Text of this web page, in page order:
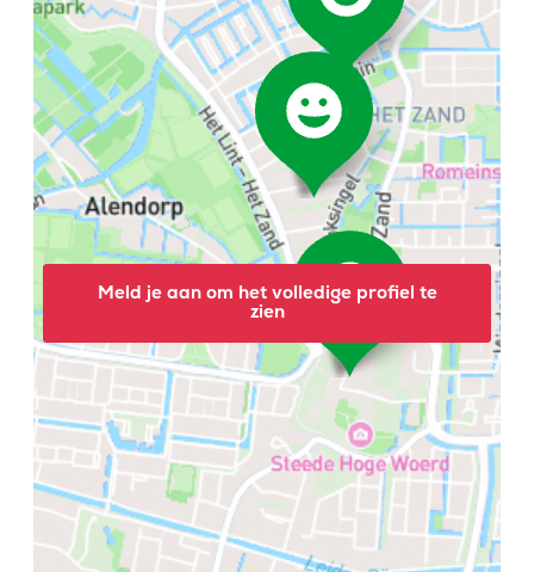
Meld je aan om het volledige profiel te
zien